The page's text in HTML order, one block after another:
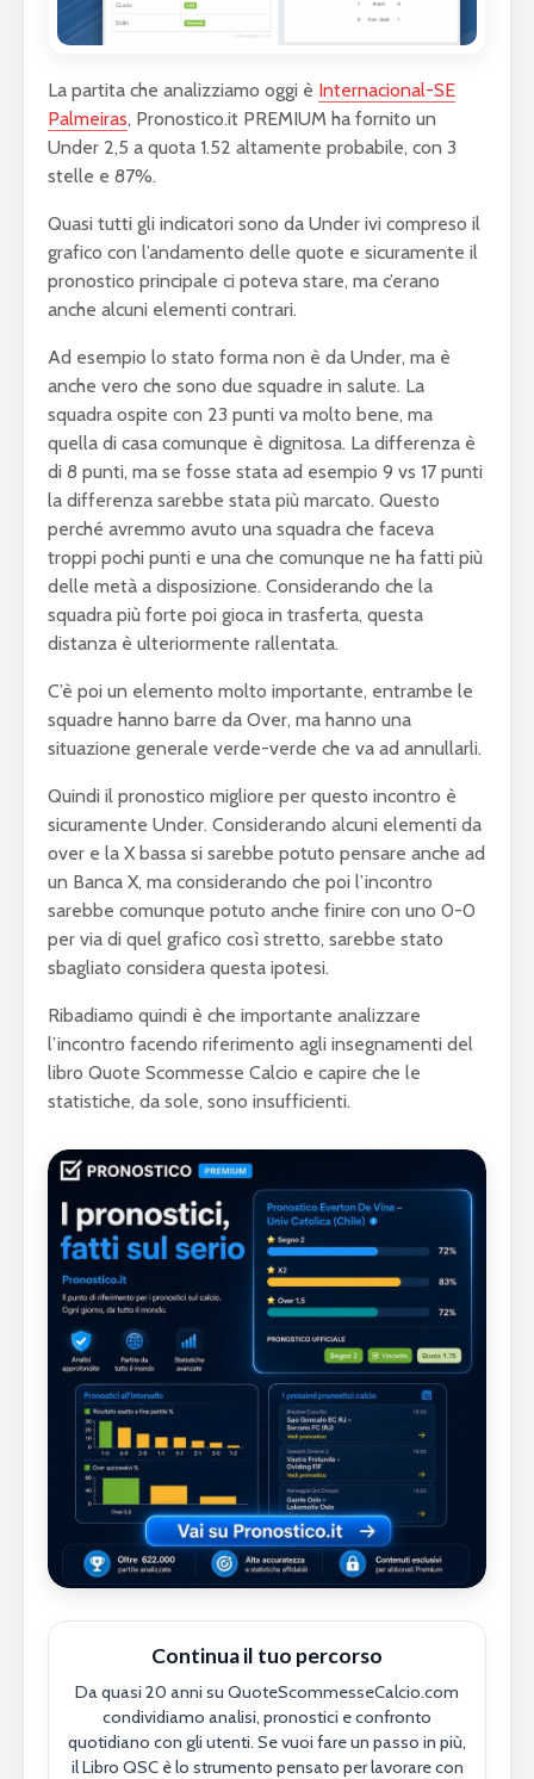
La partita che analizziamo oggi è Internacional-SE
Palmeiras, Pronostico.it PREMIUM ha fornito un
Under 2,5 a quota 1.52 altamente probabile, con 3
stelle e 87%.
Quasi tutti gli indicatori sono da Under ivi compreso il
grafico con l’andamento delle quote e sicuramente il
pronostico principale ci poteva stare, ma c’erano
anche alcuni elementi contrari.
Ad esempio lo stato forma non è da Under, ma è
anche vero che sono due squadre in salute. La
squadra ospite con 23 punti va molto bene, ma
quella di casa comunque è dignitosa. La differenza è
di 8 punti, ma se fosse stata ad esempio 9 vs 17 punti
la differenza sarebbe stata più marcato. Questo
perché avremmo avuto una squadra che faceva
troppi pochi punti e una che comunque ne ha fatti più
delle metà a disposizione. Considerando che la
squadra più forte poi gioca in trasferta, questa
distanza è ulteriormente rallentata.
C’è poi un elemento molto importante, entrambe le
squadre hanno barre da Over, ma hanno una
situazione generale verde-verde che va ad annullarli.
Quindi il pronostico migliore per questo incontro è
sicuramente Under. Considerando alcuni elementi da
over e la X bassa si sarebbe potuto pensare anche ad
un Banca X, ma considerando che poi l’incontro
sarebbe comunque potuto anche finire con uno 0-0
per via di quel grafico così stretto, sarebbe stato
sbagliato considera questa ipotesi.
Ribadiamo quindi è che importante analizzare
l’incontro facendo riferimento agli insegnamenti del
libro Quote Scommesse Calcio e capire che le
statistiche, da sole, sono insufficienti.
Continua il tuo percorso
Da quasi 20 anni su QuoteScommesseCalcio.com
condividiamo analisi, pronostici e confronto
quotidiano con gli utenti. Se vuoi fare un passo in più,
il Libro QSC è lo strumento pensato per lavorare con